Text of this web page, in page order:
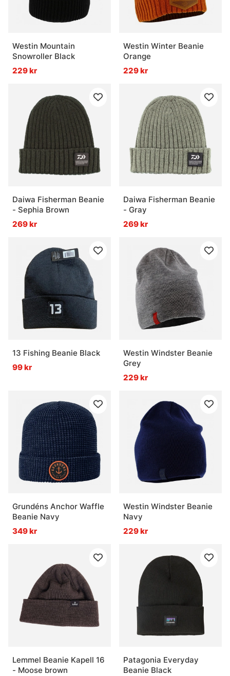
Westin Mountain
Snowroller Black
229 kr
Westin Winter Beanie
Orange
229 kr
Daiwa Fisherman Beanie
- Sephia Brown
269 kr
Daiwa Fisherman Beanie
- Gray
269 kr
13 Fishing Beanie Black
99 kr
Westin Windster Beanie
Grey
229 kr
Grundéns Anchor Waffle
Beanie Navy
349 kr
Westin Windster Beanie
Navy
229 kr
Lemmel Beanie Kapell 16
- Moose brown
Patagonia Everyday
Beanie Black